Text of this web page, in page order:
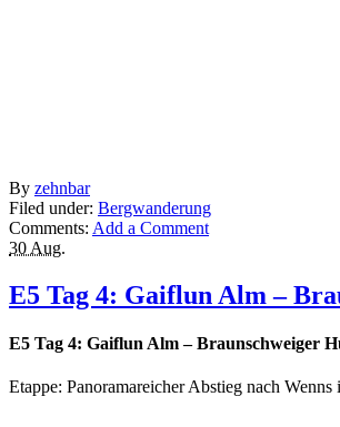
By zehnbar
Filed under: Bergwanderung
Comments: Add a Comment
30 Aug.
E5 Tag 4: Gaiflun Alm –
E5 Tag 4: Gaiflun Alm – Braunschweiger
Etappe: Panoramareicher Abstieg nach